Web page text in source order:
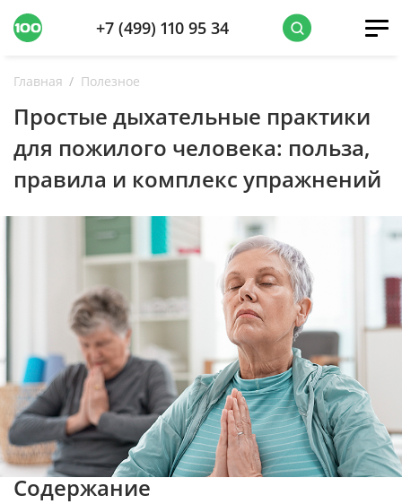
+7 (499) 110 95 34
Главная Полезное
Простые дыхательные практики
для пожилого человека: польза,
правила и комплекс упражнений
Содержание